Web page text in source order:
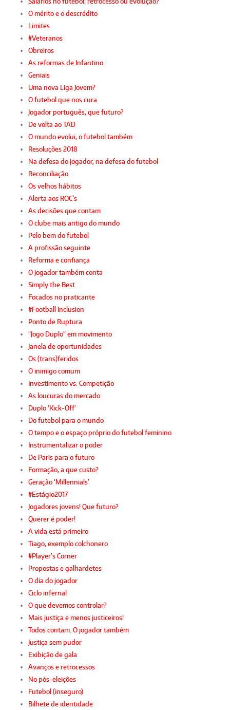
O mérito e o descrédito
Limites
#Veteranos
Obreiros
As reformas de Infantino
Geniais
Uma nova Liga Jovem?
O futebol que nos cura
Jogador português, que futuro?
De volta ao TAD
O mundo evolui, o futebol também
Resoluções 2018
Na defesa do jogador, na defesa do futebol
Reconciliação
Os velhos hábitos
Alerta aos ROC`s
As decisões que contam
O clube mais antigo do mundo
Pelo bem do futebol
A profissão seguinte
Reforma e confiança
O jogador também conta
Simply the Best
Focados no praticante
#Football Inclusion
Ponto de Ruptura
"Jogo Duplo" em movimento
Janela de oportunidades
Os (trans)feridos
O inimigo comum
Investimento vs. Competição
As loucuras do mercado
Duplo 'Kick-Off'
Do futebol para o mundo
O tempo e o espaço próprio do futebol feminino
Instrumentalizar o poder
De Paris para o futuro
Formação, a que custo?
Geração ‘Millennials’
#Estágio2017
Jogadores jovens! Que futuro?
Querer é poder!
A vida está primeiro
Tiago, exemplo colchonero
#Player’s Corner
Propostas e galhardetes
O dia do jogador
Ciclo infernal
O que devemos controlar?
Mais justiça e menos justiceiros!
Todos contam. O jogador também
Justiça sem pudor
Exibição de gala
Avanços e retrocessos
No pós-eleições
Futebol (inseguro)
Bilhete de identidade